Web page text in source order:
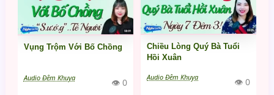
Vụng Trộm Với Bố Chồng
Audio Đêm Khuya 👁 0
Chiều Lòng Quý Bà Tuổi
Hồi Xuân
Audio Đêm Khuya 👁 0